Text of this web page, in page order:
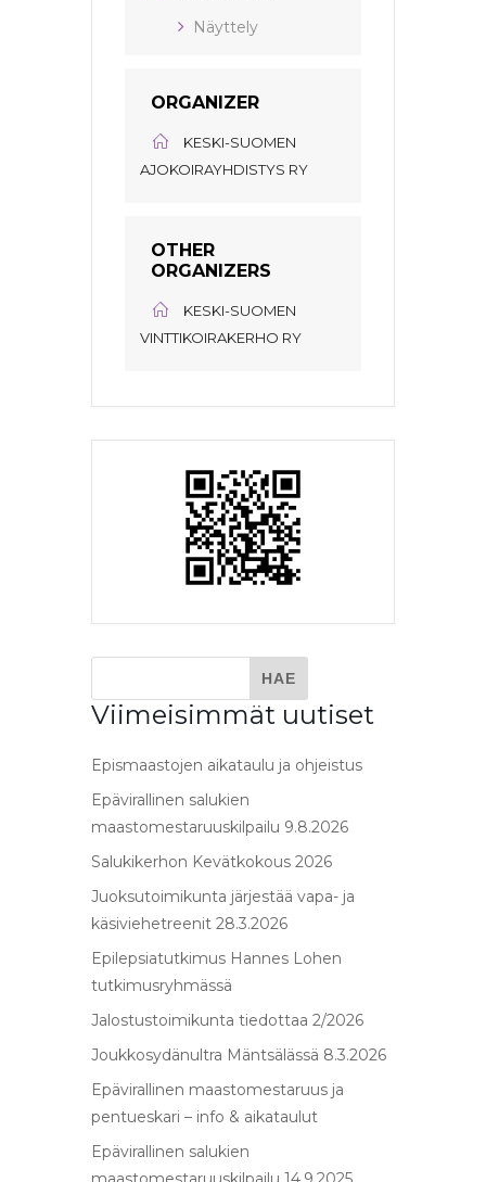
Näyttely
ORGANIZER
KESKI-SUOMEN
AJOKOIRAYHDISTYS RY
OTHER
ORGANIZERS
KESKI-SUOMEN
VINTTIKOIRAKERHO RY
Viimeisimmät uutiset
Epismaastojen aikataulu ja ohjeistus
Epävirallinen salukien
maastomestaruuskilpailu 9.8.2026
Salukikerhon Kevätkokous 2026
Juoksutoimikunta järjestää vapa- ja
käsiviehetreenit 28.3.2026
Epilepsiatutkimus Hannes Lohen
tutkimusryhmässä
Jalostustoimikunta tiedottaa 2/2026
Joukkosydänultra Mäntsälässä 8.3.2026
Epävirallinen maastomestaruus ja
pentueskari – info & aikataulut
Epävirallinen salukien